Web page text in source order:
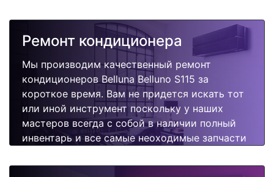
Ремонт кондиционера
Мы производим качественный ремонт
кондиционеров Belluna Belluno S115 за
короткое время. Вам не придется искать тот
или иной инструмент поскольку у наших
мастеров всегда с собой в наличии полный
инвентарь и все самые неоходимые запчасти
быстро, качественно и недорого.